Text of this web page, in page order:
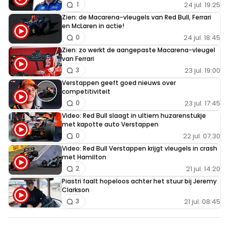
24 jul. 19:25
1
Zien: de Macarena-vleugels van Red Bull, Ferrari
en McLaren in actie!
24 jul. 18:45
0
Zien: zo werkt de aangepaste Macarena-vleugel
van Ferrari
23 jul. 19:00
3
Verstappen geeft goed nieuws over
competitiviteit
23 jul. 17:45
0
Video: Red Bull slaagt in ultiem huzarenstukje
met kapotte auto Verstappen
22 jul. 07:30
0
Video: Red Bull Verstappen krijgt vleugels in crash
met Hamilton
21 jul. 14:20
2
Piastri faalt hopeloos achter het stuur bij Jeremy
Clarkson
21 jul. 08:45
3